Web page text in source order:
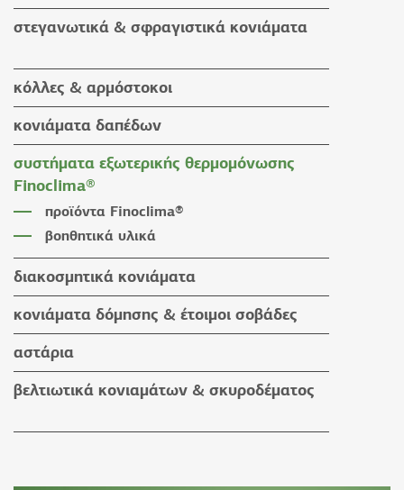
επισκευαστικά κονιάματα
στόκοι σπατουλαρίσματος
στεγανωτικά & σφραγιστικά κονιάματα
στεγανωτικά & σφραγιστικά κονιάματα
βοηθητικά υλικά
κόλλες & αρμόστοκοι
κόλλες πλακιδίων
κόλλες ειδικών εφαρμογών
αρμόστοκοι & καθαριστικά
βοηθητικά υλικά
κονιάματα δαπέδων
κονιάματα δαπέδων
βοηθητικά υλικά
συστήματα εξωτερικής θερμομόνωσης
Finoclima®
προϊόντα Finoclima®
βοηθητικά υλικά
διακοσμητικά κονιάματα
υδαταπωθητικά έγχρωμα επιχρίσματα
πατητές τσιμεντοκονίες
προϊόντα εμποτισμού & βερνίκια
κονιάματα δόμησης & έτοιμοι σοβάδες
κονιάματα δόμησης
έτοιμοι σοβάδες
βοηθητικά υλικά
αστάρια
βελτιωτικά κονιαμάτων & σκυροδέματος